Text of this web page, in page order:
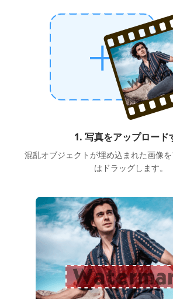
1. 写真をアップロード
混乱オブジェクトが埋め込まれた画像
はドラッグします。